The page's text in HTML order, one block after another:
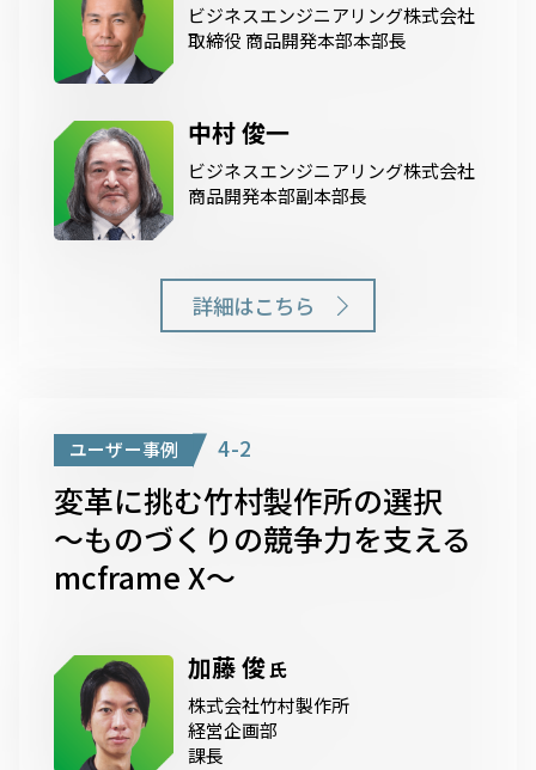
ビジネスエンジニアリング株式会社
取締役 商品開発本部本部長
中村 俊一
ビジネスエンジニアリング株式会社
商品開発本部副本部長
詳細はこちら
ユーザー事例 4-2
変革に挑む竹村製作所の選択
～ものづくりの競争力を支える
mcframe X～
加藤 俊氏
株式会社竹村製作所
経営企画部
課長